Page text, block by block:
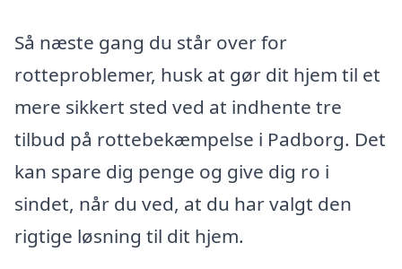
Så næste gang du står over for
rotteproblemer, husk at gør dit hjem til et
mere sikkert sted ved at indhente tre
tilbud på rottebekæmpelse i Padborg. Det
kan spare dig penge og give dig ro i
sindet, når du ved, at du har valgt den
rigtige løsning til dit hjem.